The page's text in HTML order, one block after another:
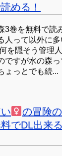
める！
3巻を無料で読
人って以外に
を隠そう管理
ですが水の森
ょっとでも続...
の冒険
でDL出来